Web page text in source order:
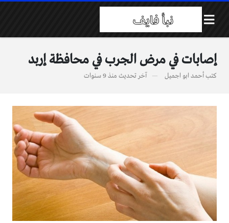
إصابات في مرض الجرب في محافظة إربد
كتبأحمد ابو اجميل آخر تحديث منذ 9 سنوات